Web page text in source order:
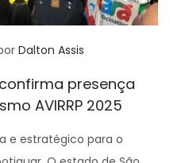
Dalton Assis
presença
AVIRRP 2025
e estratégico para o